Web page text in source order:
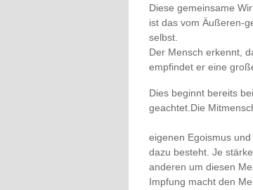
Diese gemeinsame
ist das vom Äußeren-
selbst.
Der Mensch erkennt,
empfindet er eine
Dies beginnt bereits
geachtet.Die
eigenen Egoismus
dazu besteht. Je
anderen um diesen
Impfung macht den